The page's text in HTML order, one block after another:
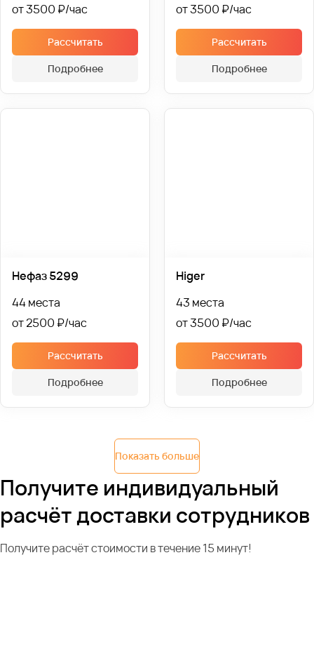
от 3500 ₽
Рассчитать
Подробнее
от 3500 ₽
Рассчитать
Подробнее
Нефаз 5299
44 места
от 2500 ₽
Рассчитать
Подробнее
Higer
43 места
от 3500 ₽
Рассчитать
Подробнее
Показать больше
Получите индивидуальный
расчёт доставки сотрудников
Получите расчёт стоимости в течение 15 минут!